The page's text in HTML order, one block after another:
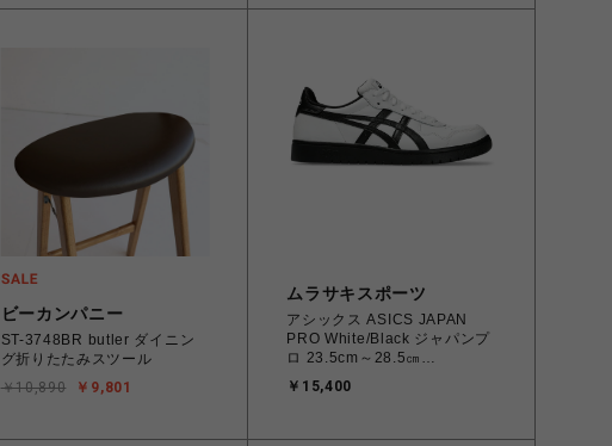
ビーカンパニー
ST-3748BR butler ダイニン
グ折りたたみスツール
￥9,801
￥10,890
ムラサキスポーツ
アシックス ASICS JAPAN
PRO White/Black ジャパンプ
ロ 23.5cm～28.5㎝
4550457071079 メンズ レデ
￥15,400